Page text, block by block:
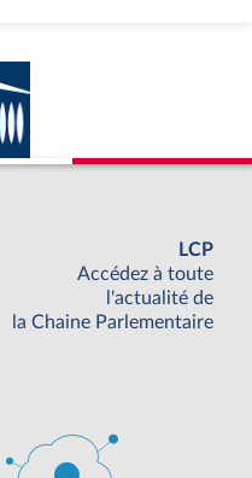
LCP
Accédez à toute
l'actualité de
la Chaine Parlementaire